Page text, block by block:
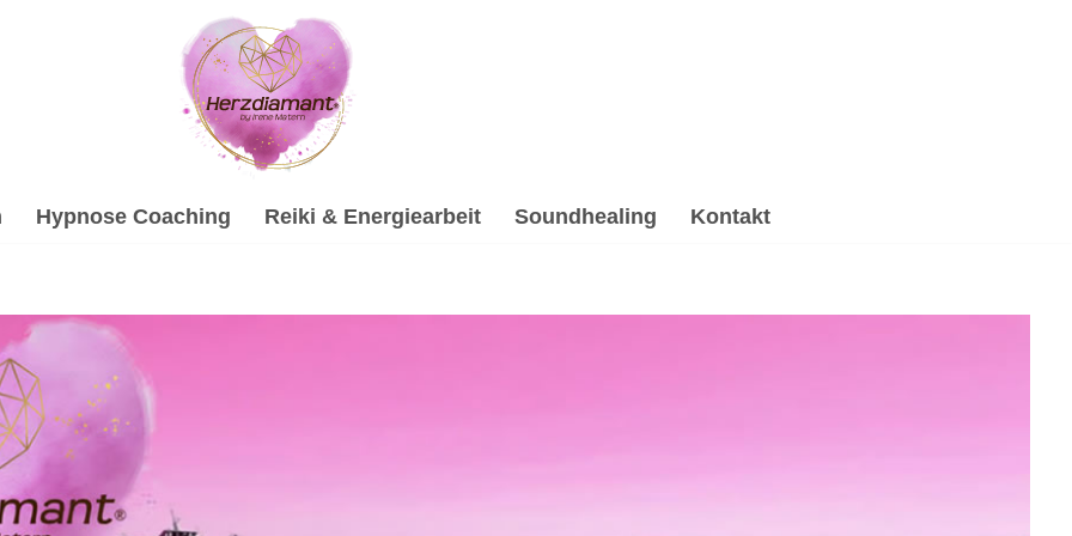
Hypnose Coaching Reiki & Energiearbeit Soundhealing Kontakt
oder ✓Gesprächstherapie, Hypnose, Soundhealing & Reiki, Psychotherapie Alternative. Haben Sie
Beratung, ✓Soundhealing & Reiki und ✓Psychotherapie Alternative für 86660 Tapfheim. ➡️ 💓️
Ihre Herausforderungen, unsere Mission ✉.